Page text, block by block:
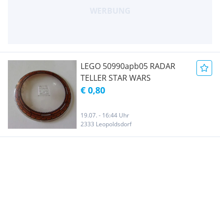
LEGO 50990apb05 RADAR
TELLER STAR WARS
€ 0,80
19.07. - 16:44 Uhr
2333 Leopoldsdorf